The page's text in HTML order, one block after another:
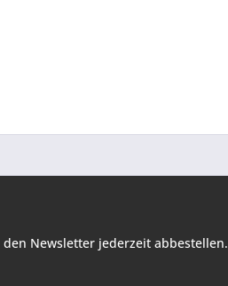
Newsletter jederzeit abbestellen.